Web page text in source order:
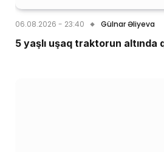
06.08.2026 - 23:40 Gülnar Əliyeva
5 yaşlı uşaq traktorun altında